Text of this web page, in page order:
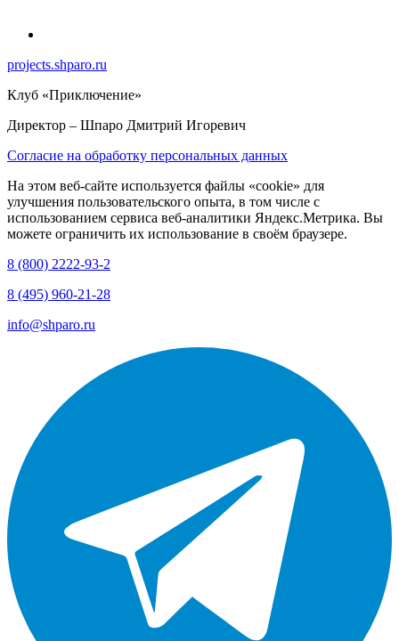
projects.shparo.ru
Клуб «Приключение»
Директор – Шпаро Дмитрий Игоревич
Согласие на обработку персональных данных
На этом веб-сайте используется файлы «cookie» для
улучшения пользовательского опыта, в том числе с
использованием сервиса веб-аналитики Яндекс.Метрика. Вы
можете ограничить их использование в своём браузере.
8 (800) 2222-93-2
8 (495) 960-21-28
info@shparo.ru